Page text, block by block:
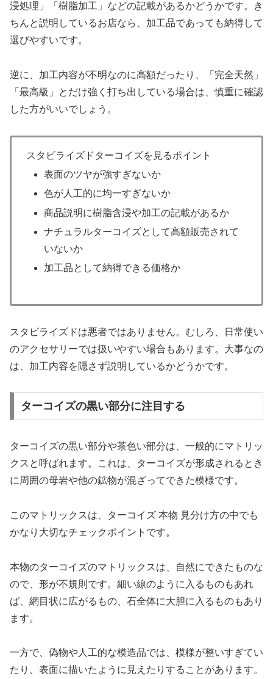
浸処理」「樹脂加工」などの記載があるかどうかです。き
ちんと説明しているお店なら、加工品であっても納得して
選びやすいです。
逆に、加工内容が不明なのに高額だったり、「完全天然」
「最高級」とだけ強く打ち出している場合は、慎重に確認
した方がいいでしょう。
スタビライズドターコイズを見るポイント
表面のツヤが強すぎないか
色が人工的に均一すぎないか
商品説明に樹脂含浸や加工の記載があるか
ナチュラルターコイズとして高額販売されて
いないか
加工品として納得できる価格か
スタビライズドは悪者ではありません。むしろ、日常使い
のアクセサリーでは扱いやすい場合もあります。大事なの
は、加工内容を隠さず説明しているかどうかです。
ターコイズの黒い部分に注目する
ターコイズの黒い部分や茶色い部分は、一般的にマトリッ
クスと呼ばれます。これは、ターコイズが形成されるとき
に周囲の母岩や他の鉱物が混ざってできた模様です。
このマトリックスは、ターコイズ 本物 見分け方の中でも
かなり大切なチェックポイントです。
本物のターコイズのマトリックスは、自然にできたものな
ので、形が不規則です。細い線のように入るものもあれ
ば、網目状に広がるもの、石全体に大胆に入るものもあり
ます。
一方で、偽物や人工的な模造品では、模様が整いすぎてい
たり、表面に描いたように見えたりすることがあります。